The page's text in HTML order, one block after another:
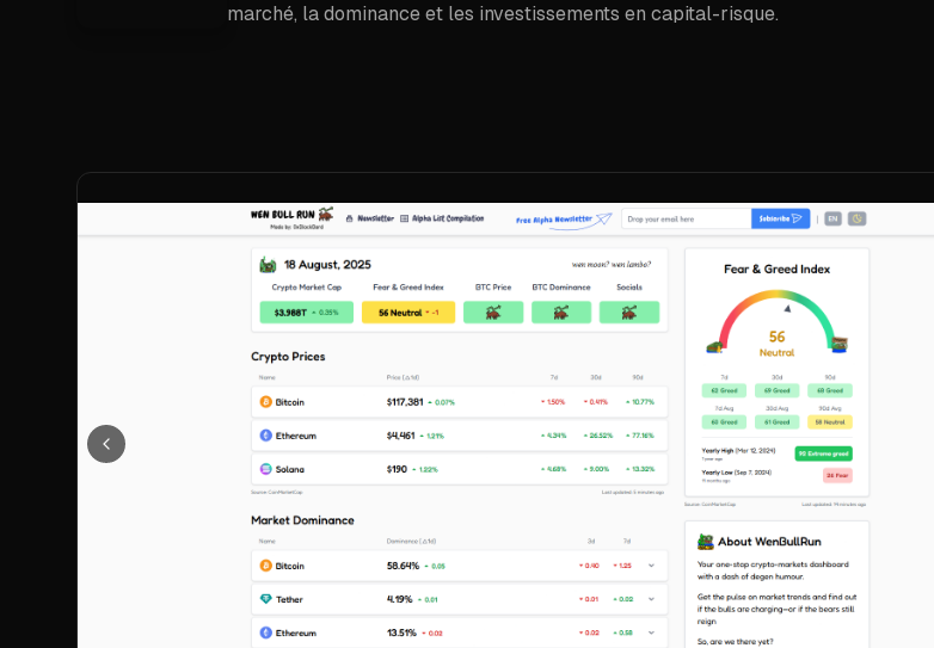
marché, la dominance et les investissements en capital-risque.
Précédent